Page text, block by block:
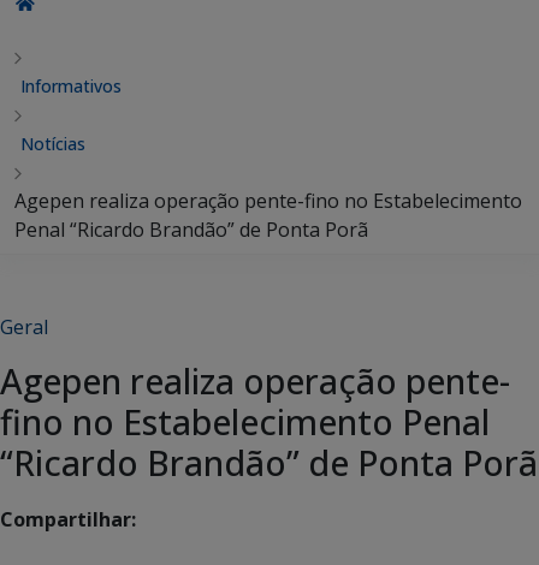
Informativos
Notícias
Agepen realiza operação pente-fino no Estabelecimento
Penal “Ricardo Brandão” de Ponta Porã
Geral
Agepen realiza operação pente-
fino no Estabelecimento Penal
“Ricardo Brandão” de Ponta Porã
Compartilhar: